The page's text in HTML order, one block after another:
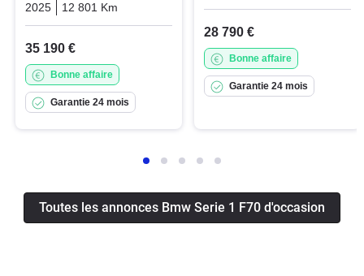
2025
12 801 Km Essence
35 190 €
Bonne affaire
Garantie 24 mois
28 790 €
Bonne affaire
Garantie 24 mois
Toutes les annonces Bmw Serie 1 F70 d'occasion